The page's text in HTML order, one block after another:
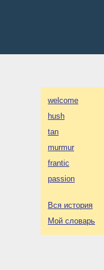
welcome
hush
tan
murmur
frantic
passion
Вся история
Мой словарь